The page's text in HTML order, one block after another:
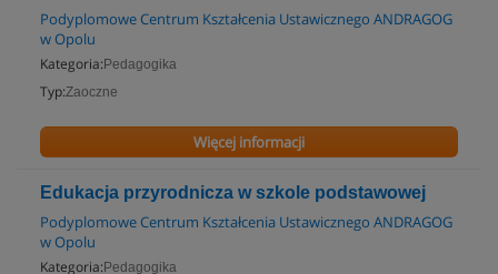
Podyplomowe Centrum Kształcenia Ustawicznego ANDRAGOG
w Opolu
Kategoria: Pedagogika
Typ:Zaoczne
Więcej informacji
Edukacja przyrodnicza w szkole podstawowej
Podyplomowe Centrum Kształcenia Ustawicznego ANDRAGOG
w Opolu
Kategoria: Pedagogika